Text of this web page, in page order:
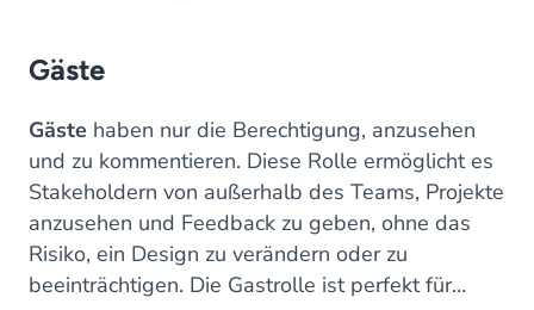
Gäste
Gäste haben nur die Berechtigung, anzusehen
und zu kommentieren. Diese Rolle ermöglicht es
Stakeholdern von außerhalb des Teams, Projekte
anzusehen und Feedback zu geben, ohne das
Risiko, ein Design zu verändern oder zu
beeinträchtigen. Die Gastrolle ist perfekt für…